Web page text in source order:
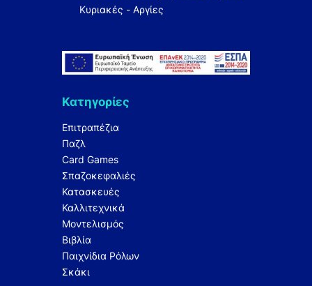
Κυριακές - Αργίες
Κατηγορίες
Επιτραπέζια
Παζλ
Card Games
Σπαζοκεφαλιές
Κατασκευές
Καλλιτεχνικά
Μοντελισμός
Βιβλία
Παιχνίδια Ρόλων
Σκάκι